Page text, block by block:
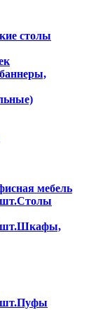
столы
мебель
Столы
Шкафы,
Пуфы